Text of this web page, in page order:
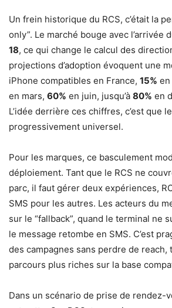
Un frein historique du RCS, c’était la
only”. Le marché bouge avec l’arrivée
18, ce qui change le calcul des
projections d’adoption évoquent une
iPhone compatibles en France, 15% en
en mars, 60% en juin, jusqu’à 80% en
L’idée derrière ces chiffres, c’est que
progressivement universel.
Pour les marques, ce basculement
déploiement. Tant que le RCS ne
parc, il faut gérer deux expériences,
SMS pour les autres. Les acteurs du
sur le “fallback”, quand le terminal ne
le message retombe en SMS. C’est
des campagnes sans perdre de reach,
parcours plus riches sur la base
Dans un scénario de prise de rendez-